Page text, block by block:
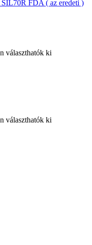
választhatók ki
választhatók ki